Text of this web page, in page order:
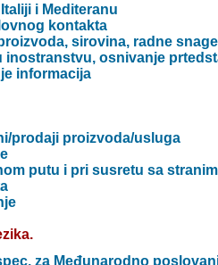
i Mediteranu
kontakta
sirovina, radne
inostranstvu, osnivanje
informacija
prodaji proizvoda/usluga
putu i pri susretu sa
za Međunarodno